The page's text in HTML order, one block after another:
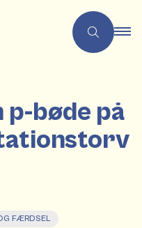
p-bøde på
FÆRDSEL